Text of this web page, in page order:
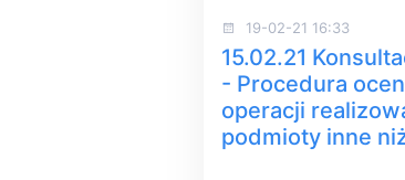
19-02-21 16:33
15.02.21
- Procedura
operacji
podmioty inne